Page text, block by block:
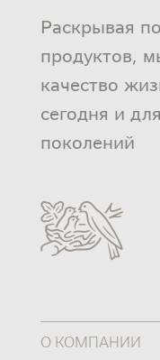
Раскрывая
продуктов,
качество
сегодня и
поколений
О КОМПАНИИ